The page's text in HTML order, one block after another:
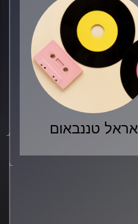
אראל טננבאום